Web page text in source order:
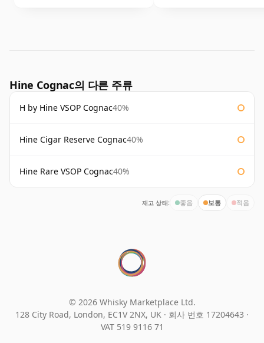
Hine Cognac의 다른 주류
H by Hine VSOP Cognac40%
Hine Cigar Reserve Cognac40%
Hine Rare VSOP Cognac40%
재고 상태: 좋음 보통 적음
© 2026 Whisky Marketplace Ltd.
128 City Road, London, EC1V 2NX, UK · 회사 번호 17204643 ·
VAT 519 9116 71